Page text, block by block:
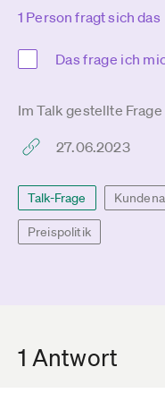
1 Person fragt sich das
Das frage ich
Im Talk gestellte Frage
27.06.2023
Talk-Frage
Preispolitik
1 Antwort